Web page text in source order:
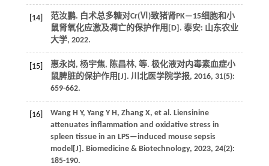
[14]
范汝鹏. 白术总多糖对Cr(Ⅵ)致猪肾PK—15细胞和小
鼠肾氧化应激及凋亡的保护作用[D]. 泰安: 山东农业
大学, 2022.
[15] 惠永岗, 杨宇焦, 陈昌林, 等. 极化液对内毒素血症小
鼠脾脏的保护作用[J]. 川北医学院学报, 2016, 31(5):
659-662.
[16] Wang H Y, Yang Y H, Zhang X, et al. Liensinine
attenuates inflammation and oxidative stress in
spleen tissue in an LPS—induced mouse sepsis
model[J]. Biomedicine & Biotechnology, 2023, 24(2):
185-190.